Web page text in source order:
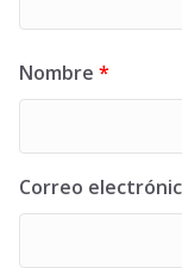
Nombre *
Correo